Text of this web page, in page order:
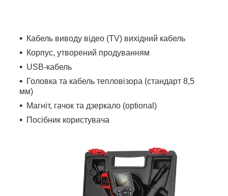
Кабель виводу відео (TV) вихідний кабель
Корпус, утворений продуванням
USB-кабель
Головка та кабель тепловізора (стандарт 8,5
мм)
Магніт, гачок та дзеркало (optional)
Посібник користувача